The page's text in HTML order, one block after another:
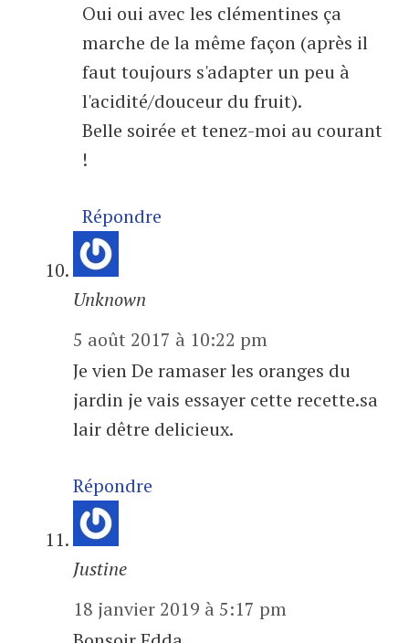
Oui oui avec les clémentines ça
marche de la même façon (après il
faut toujours s'adapter un peu à
l'acidité/douceur du fruit).
Belle soirée et tenez-moi au courant
!
Répondre
Unknown
5 août 2017 à 10:22 pm
Je vien De ramaser les oranges du
jardin je vais essayer cette recette.sa
lair dêtre delicieux.
Répondre
Justine
18 janvier 2019 à 5:17 pm